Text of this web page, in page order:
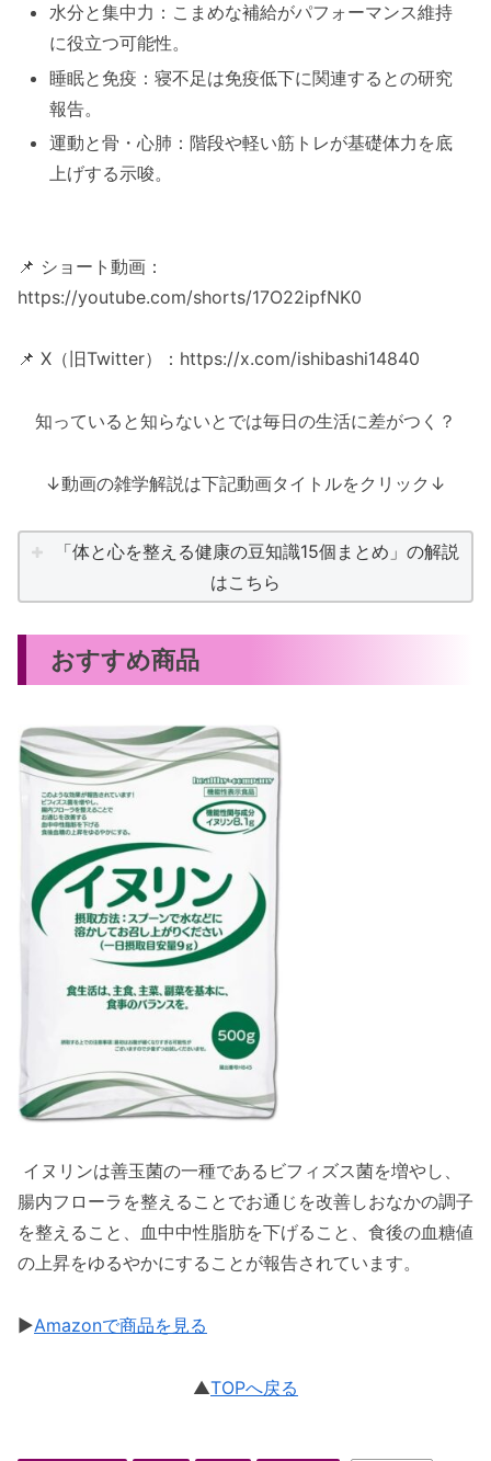
水分と集中力：こまめな補給がパフォーマンス維持
に役立つ可能性。
睡眠と免疫：寝不足は免疫低下に関連するとの研究
報告。
運動と骨・心肺：階段や軽い筋トレが基礎体力を底
上げする示唆。
📌 ショート動画：
https://youtube.com/shorts/17O22ipfNK0
📌 X（旧Twitter）：https://x.com/ishibashi14840
知っていると知らないとでは毎日の生活に差がつく？
↓動画の雑学解説は下記動画タイトルをクリック↓
「体と心を整える健康の豆知識15個まとめ」の解説
はこちら
おすすめ商品
イヌリンは善玉菌の一種であるビフィズス菌を増やし、
腸内フローラを整えることでお通じを改善しおなかの調子
を整えること、血中中性脂肪を下げること、食後の血糖値
の上昇をゆるやかにすることが報告されています。
▶︎Amazonで商品を見る
▲TOPへ戻る